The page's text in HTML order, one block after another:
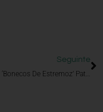
Seguinte